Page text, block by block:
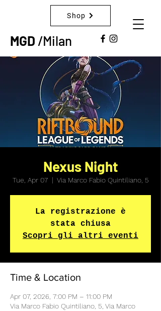
MGD /Milan
Shop
Nexus Night
Tue, Apr 07
  |
Via Marco Fabio Quintiliano, 5
La registrazione è
stata chiusa
Scopri gli altri eventi
Time & Location
Apr 07, 2026, 7:00 PM – 11:00 PM
Via Marco Fabio Quintiliano, 5, Via Marco